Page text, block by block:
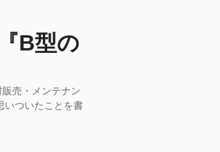
B型の
売・メンテナン
いついたことを書